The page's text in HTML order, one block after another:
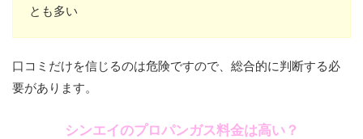
とも多い
口コミだけを信じるのは危険ですので、総合的に判断する必
要があります。
シンエイのプロパンガス料金は高い？